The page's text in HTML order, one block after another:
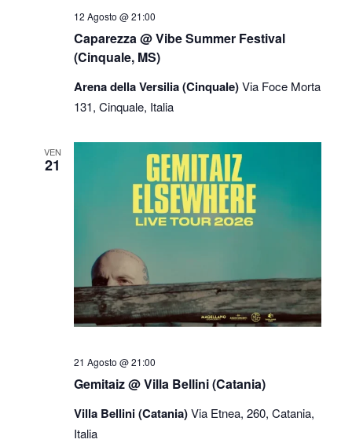
Caparezza @ Vibe Summer Festival
(Cinquale, MS)
12 Agosto @ 21:00
Arena della Versilia (Cinquale)Via Foce Morta
131, Cinquale, Italia
VEN
21
Gemitaiz @ Villa Bellini (Catania)
21 Agosto @ 21:00
Villa Bellini (Catania)Via Etnea, 260, Catania,
Italia